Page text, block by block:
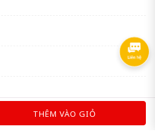
DÙNG VIÊN UỐNG
THÊM VÀO GIỎ